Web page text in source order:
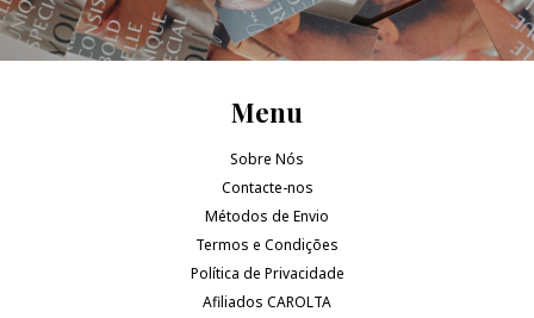
Menu
Sobre Nós
Contacte-nos
Métodos de Envio
Termos e Condições
Política de Privacidade
Afiliados CAROLTA